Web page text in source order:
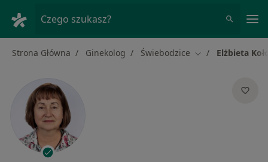
Czego szukasz?
Strona Główna Ginekolog Świebodzice Zmień miasto
Elżbieta